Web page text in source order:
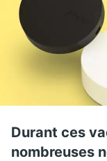
Durant ces
nombreuses